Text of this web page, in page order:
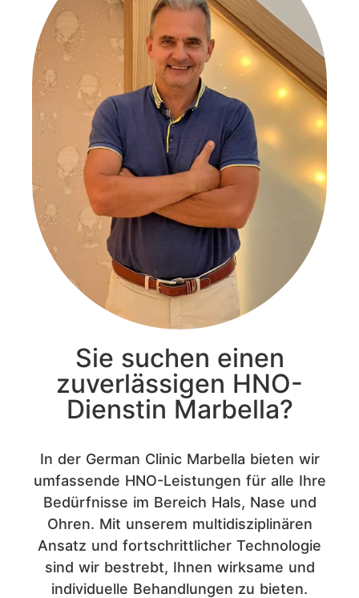
Sie suchen einen
zuverlässigen HNO-
Dienstin Marbella?
In der German Clinic Marbella bieten wir
umfassende HNO-Leistungen für alle Ihre
Bedürfnisse im Bereich Hals, Nase und
Ohren. Mit unserem multidisziplinären
Ansatz und fortschrittlicher Technologie
sind wir bestrebt, Ihnen wirksame und
individuelle Behandlungen zu bieten.